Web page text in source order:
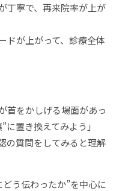
丁寧で、再来院率が上が
ドが上がって、診療全体
首をかしげる場面があっ
置き換えてみよう」
の質問をしてみると理解
どう伝わったか”を中心に